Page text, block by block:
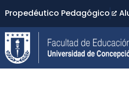
Propedéutico Pedagógico